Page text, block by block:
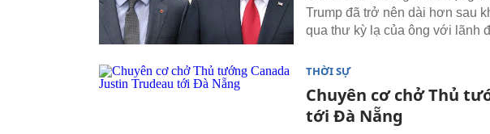
Trump đã trở nên dài hơn sau
qua thư kỳ lạ của ông với lãnh
THỜI SỰ
Chuyên cơ chở Thủ
tới Đà Nẵng